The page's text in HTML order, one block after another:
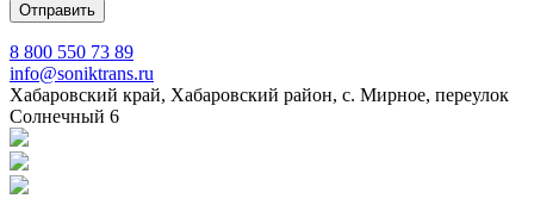
8 800 550 73 89
info@soniktrans.ru
Хабаровский край, Хабаровский район, с. Мирное, переулок
Солнечный 6